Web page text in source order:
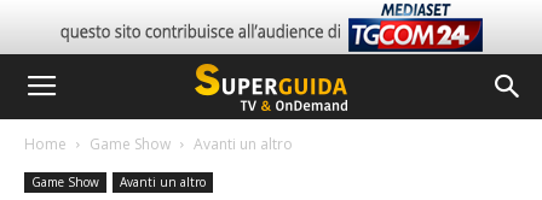
Home Game Show Avanti un altro
Game Show Avanti un altro